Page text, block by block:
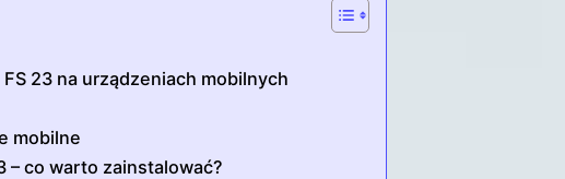
23 na urządzeniach mobilnych
mobilne
– co warto zainstalować?